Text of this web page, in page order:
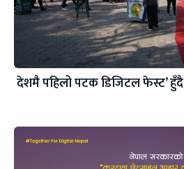
देशमै पहिलो पटक डिजिटल फेस्ट’ हुँदै